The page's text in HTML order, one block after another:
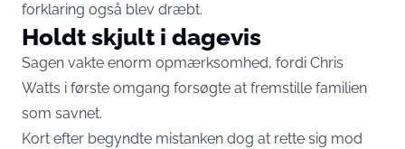
forklaring også blev dræbt.
Holdt skjult i dagevis
Sagen vakte enorm opmærksomhed, fordi Chris
Watts i første omgang forsøgte at fremstille familien
som savnet.
Kort efter begyndte mistanken dog at rette sig mod